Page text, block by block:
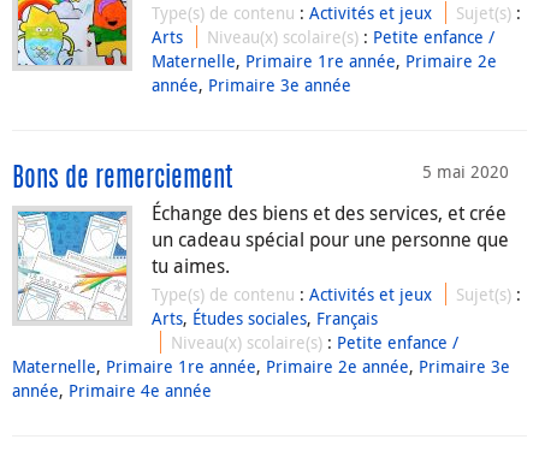
Type(s) de contenu : Activités et jeux Sujet(s) :
Arts
Niveau(x) scolaire(s) : Petite enfance /
Maternelle, Primaire 1re année, Primaire 2e
année, Primaire 3e année
5 mai 2020
Bons de remerciement
Échange des biens et des services, et crée
un cadeau spécial pour une personne que
tu aimes.
Type(s) de contenu : Activités et jeux Sujet(s) :
Arts, Études sociales, Français
Niveau(x) scolaire(s) : Petite enfance /
Maternelle, Primaire 1re année, Primaire 2e année, Primaire 3e
année, Primaire 4e année